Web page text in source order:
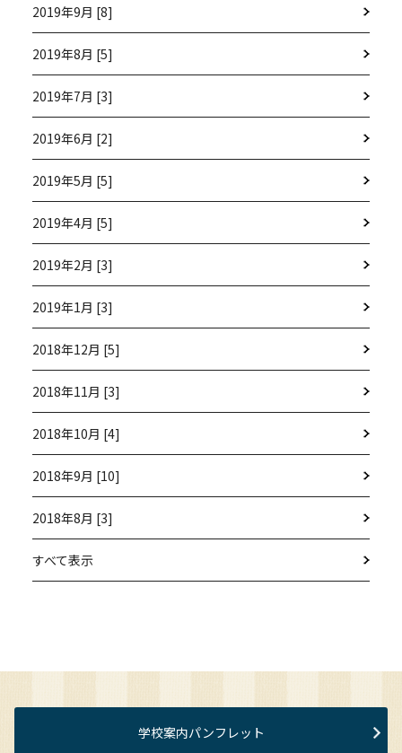
2019年9月 [8]
2019年8月 [5]
2019年7月 [3]
2019年6月 [2]
2019年5月 [5]
2019年4月 [5]
2019年2月 [3]
2019年1月 [3]
2018年12月 [5]
2018年11月 [3]
2018年10月 [4]
2018年9月 [10]
2018年8月 [3]
すべて表示
学校案内パンフレット